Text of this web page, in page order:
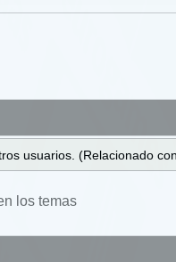
usuarios. (Relacionado
los temas